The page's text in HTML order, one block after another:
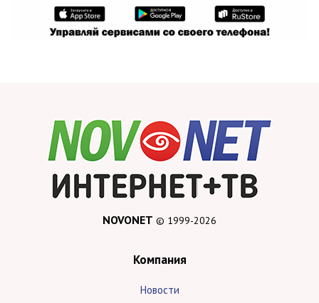
NOVONET © 1999-2026
Компания
Новости